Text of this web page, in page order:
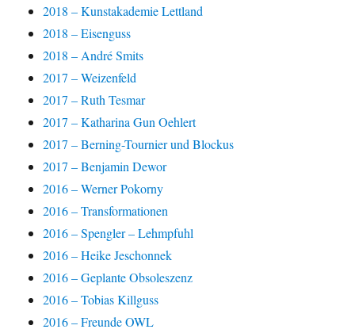
2018 – Kunstakademie Lettland
2018 – Eisenguss
2018 – André Smits
2017 – Weizenfeld
2017 – Ruth Tesmar
2017 – Katharina Gun Oehlert
2017 – Berning-Tournier und Blockus
2017 – Benjamin Dewor
2016 – Werner Pokorny
2016 – Transformationen
2016 – Spengler – Lehmpfuhl
2016 – Heike Jeschonnek
2016 – Geplante Obsoleszenz
2016 – Tobias Killguss
2016 – Freunde OWL